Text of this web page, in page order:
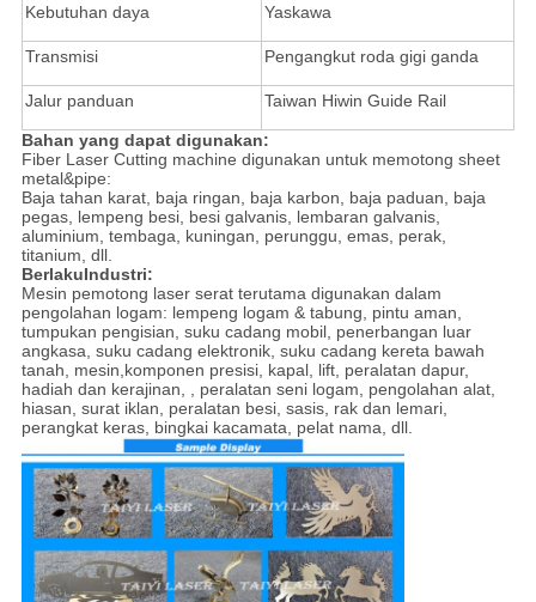
Kebutuhan daya Yaskawa
Transmisi Pengangkut roda gigi ganda
Jalur panduan Taiwan Hiwin Guide Rail
Bahan yang dapat digunakan:
Fiber Laser Cutting machine digunakan untuk memotong sheet
metal&pipe:
Baja tahan karat, baja ringan, baja karbon, baja paduan, baja
pegas, lempeng besi, besi galvanis, lembaran galvanis,
aluminium, tembaga, kuningan, perunggu, emas, perak,
titanium, dll.
BerlakuIndustri:
Mesin pemotong laser serat terutama digunakan dalam
pengolahan logam: lempeng logam & tabung, pintu aman,
tumpukan pengisian, suku cadang mobil, penerbangan luar
angkasa, suku cadang elektronik, suku cadang kereta bawah
tanah, mesin,komponen presisi, kapal, lift, peralatan dapur,
hadiah dan kerajinan, , peralatan seni logam, pengolahan alat,
hiasan, surat iklan, peralatan besi, sasis, rak dan lemari,
perangkat keras, bingkai kacamata, pelat nama, dll.